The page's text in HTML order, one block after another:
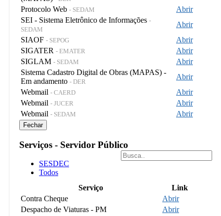
Protocolo Web - SEDAM
Abrir
SEI - Sistema Eletrônico de Informações -
SEDAM
Abrir
SIAOF - SEPOG
Abrir
SIGATER - EMATER
Abrir
SIGLAM - SEDAM
Abrir
Sistema Cadastro Digital de Obras (MAPAS) -
Em andamento - DER
Abrir
Webmail - CAERD
Abrir
Webmail - JUCER
Abrir
Webmail - SEDAM Abrir
Fechar
Serviços - Servidor Público
SESDEC
Todos
Serviço
Link
Contra Cheque
Abrir
Despacho de Viaturas - PM
Abrir